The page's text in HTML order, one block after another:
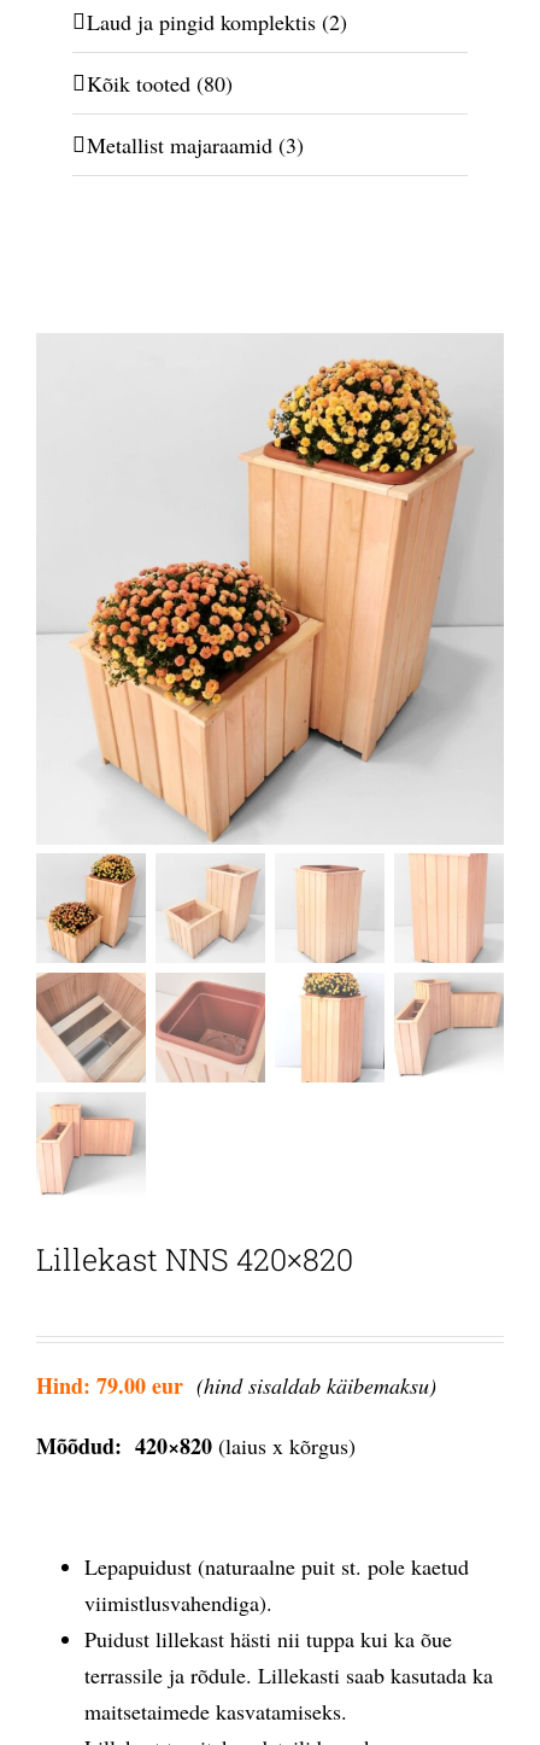
Lillekast NNS 420×820
Hind: 79.00 eur (hind sisaldab käibemaksu)
Mõõdud: 420×820 (laius x kõrgus)
Lepapuidust (naturaalne puit st. pole kaetud
viimistlusvahendiga).
Puidust lillekast hästi nii tuppa kui ka õue
terrassile ja rõdule. Lillekasti saab kasutada ka
maitsetaimede kasvatamiseks.
Laud ja pingid komplektis (2)
Kõik tooted (80)
Metallist majaraamid (3)